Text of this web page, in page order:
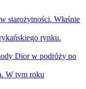
starożytności. Właśnie
rynku.
Dior w podróży po
W tym roku